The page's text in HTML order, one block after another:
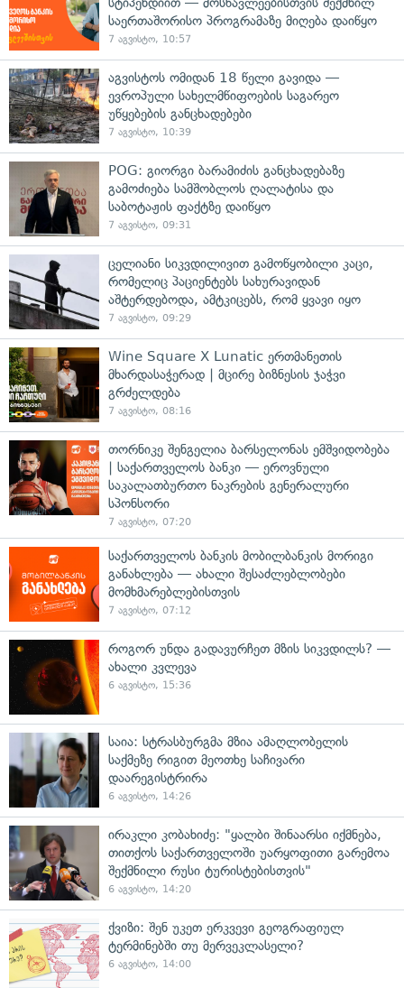
საერთაშორისო პროგრამაზე მიღება დაიწყო
7 აგვისტო, 10:57
აგვისტოს ომიდან 18 წელი გავიდა —
ევროპული სახელმწიფოების საგარეო
უწყებების განცხადებები
7 აგვისტო, 10:39
POG: გიორგი ბარამიძის განცხადებაზე
გამოძიება სამშობლოს ღალატისა და
საბოტაჟის ფაქტზე დაიწყო
7 აგვისტო, 09:31
ცელიანი სიკვდილივით გამოწყობილი კაცი,
რომელიც პაციენტებს სახურავიდან
აშტერდებოდა, ამტკიცებს, რომ ყვავი იყო
7 აგვისტო, 09:29
Wine Square X Lunatic ერთმანეთის
მხარდასაჭერად | მცირე ბიზნესის ჯაჭვი
გრძელდება
7 აგვისტო, 08:16
თორნიკე შენგელია ბარსელონას ემშვიდობება
| საქართველოს ბანკი — ეროვნული
საკალათბურთო ნაკრების გენერალური
სპონსორი
7 აგვისტო, 07:20
საქართველოს ბანკის მობილბანკის მორიგი
განახლება — ახალი შესაძლებლობები
მომხმარებლებისთვის
7 აგვისტო, 07:12
როგორ უნდა გადავურჩეთ მზის სიკვდილს? —
ახალი კვლევა
6 აგვისტო, 15:36
საია: სტრასბურგმა მზია ამაღლობელის
საქმეზე რიგით მეოთხე საჩივარი
დაარეგისტრირა
6 აგვისტო, 14:26
ირაკლი კობახიძე: "ყალბი შინაარსი იქმნება,
თითქოს საქართველოში უარყოფითი გარემოა
შექმნილი რუსი ტურისტებისთვის"
6 აგვისტო, 14:20
ქვიზი: შენ უკეთ ერკვევი გეოგრაფიულ
ტერმინებში თუ მერვეკლასელი?
6 აგვისტო, 14:00